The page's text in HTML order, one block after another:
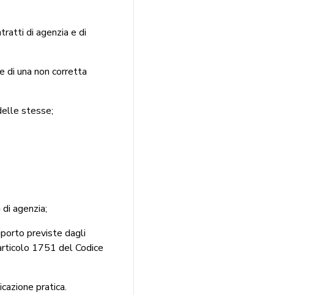
di agenzia e di
di una non corretta
stesse;
agenzia;
previste dagli
1751 del Codice
pratica.